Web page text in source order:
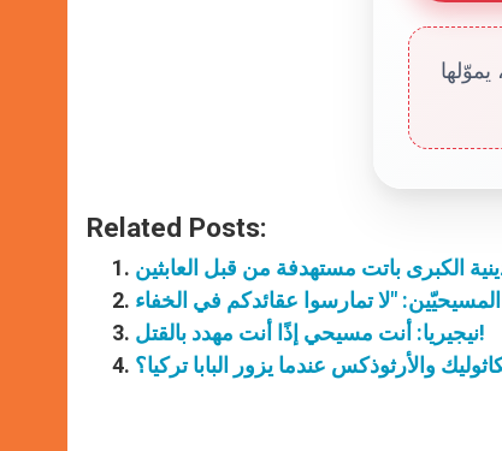
Related Posts:
الكبرى باتت مستهدفة من قبل العابثين
نيجيريا: أنت مسيحي إذًا أنت مهدد بالقتل!
والأرثوذكس عندما يزور البابا تركيا؟